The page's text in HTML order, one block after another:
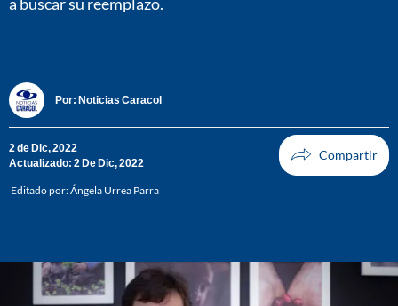
Por: Noticias Caracol
2 de Dic, 2022
Actualizado: 2 De Dic, 2022
Editado por:Ángela Urrea Parra